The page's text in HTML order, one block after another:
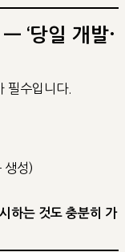
‘당일 개발·
필수입니다.
생성)
하는 것도 충분히 가